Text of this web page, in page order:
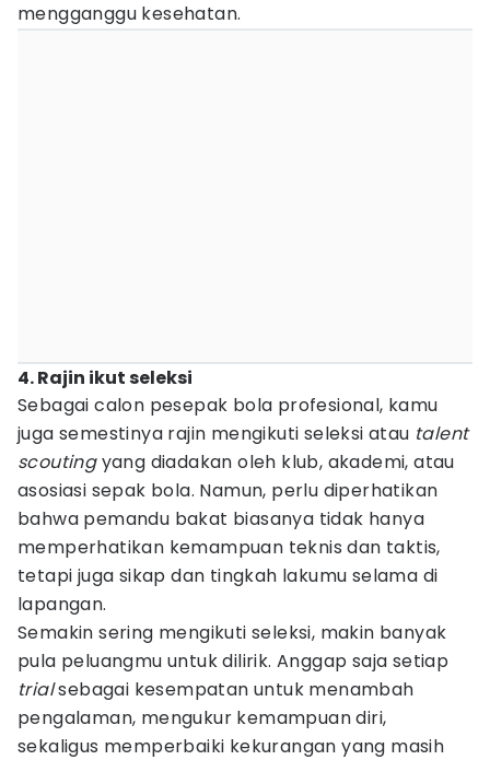
mengganggu kesehatan.
4. Rajin ikut seleksi
Sebagai calon pesepak bola profesional, kamu
juga semestinya rajin mengikuti seleksi atau talent
scoutingyang diadakan oleh klub, akademi, atau
asosiasi sepak bola. Namun, perlu diperhatikan
bahwa pemandu bakat biasanya tidak hanya
memperhatikan kemampuan teknis dan taktis,
tetapi juga sikap dan tingkah lakumu selama di
lapangan.
Semakin sering mengikuti seleksi, makin banyak
pula peluangmu untuk dilirik. Anggap saja setiap
trialsebagai kesempatan untuk menambah
pengalaman, mengukur kemampuan diri,
sekaligus memperbaiki kekurangan yang masih